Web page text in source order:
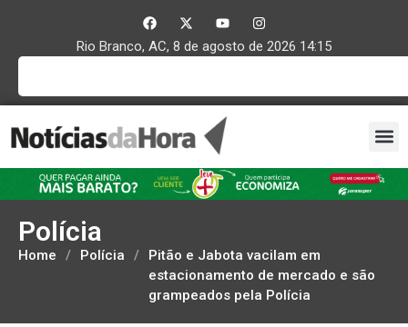
Rio Branco, AC, 8 de agosto de 2026 14:15
Polícia
Home / Polícia /
Pitão e Jabota vacilam em
estacionamento de mercado e são
grampeados pela Polícia